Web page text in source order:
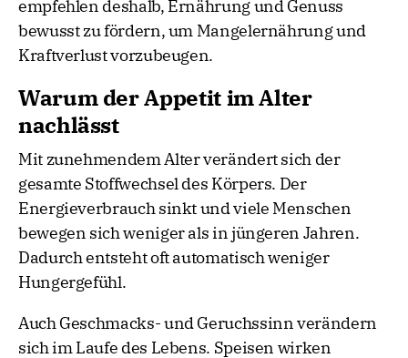
empfehlen deshalb, Ernährung und Genuss
bewusst zu fördern, um Mangelernährung und
Kraftverlust vorzubeugen.
Warum der Appetit im Alter
nachlässt
Mit zunehmendem Alter verändert sich der
gesamte Stoffwechsel des Körpers. Der
Energieverbrauch sinkt und viele Menschen
bewegen sich weniger als in jüngeren Jahren.
Dadurch entsteht oft automatisch weniger
Hungergefühl.
Auch Geschmacks- und Geruchssinn verändern
sich im Laufe des Lebens. Speisen wirken